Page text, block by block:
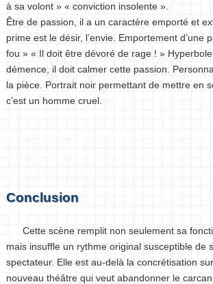
à sa volont » « conviction insolente ».
Être de passion, il a un caractère emporté et
prime est le désir, l’envie. Emportement d’une
fou » « Il doit être dévoré de rage ! »
démence, il doit calmer cette passion.
la pièce. Portrait noir permettant de mettre en
c’est un homme cruel.
Conclusion
Cette scène remplit non seulement sa
mais insuffle un rythme original susceptible de
spectateur. Elle est au-delà la concrétisation
nouveau théâtre qui veut abandonner le